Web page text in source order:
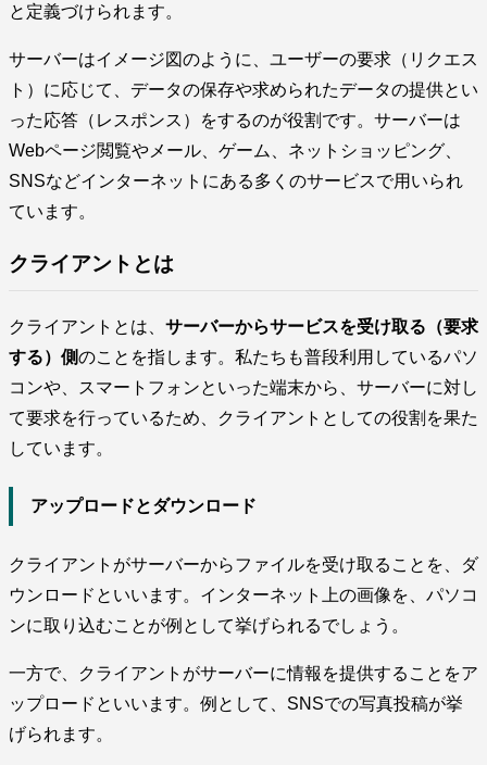
と定義づけられます。
サーバーはイメージ図のように、ユーザーの要求（リクエス
ト）に応じて、データの保存や求められたデータの提供とい
った応答（レスポンス）をするのが役割です。サーバーは
Webページ閲覧やメール、ゲーム、ネットショッピング、
SNSなどインターネットにある多くのサービスで用いられ
ています。
クライアントとは
クライアントとは、 サーバーからサービスを受け取る（要求
する）側のことを指します。私たちも普段利用しているパソ
コンや、スマートフォンといった端末から、サーバーに対し
て要求を行っているため、クライアントとしての役割を果た
しています。
アップロードとダウンロード
クライアントがサーバーからファイルを受け取ることを、ダ
ウンロードといいます。インターネット上の画像を、パソコ
ンに取り込むことが例として挙げられるでしょう。
一方で、クライアントがサーバーに情報を提供することをア
ップロードといいます。例として、SNSでの写真投稿が挙
げられます。